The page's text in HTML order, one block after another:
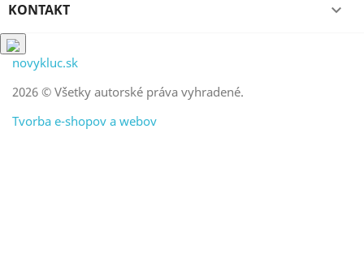
KONTAKT 
novykluc.sk
2026 © Všetky autorské práva vyhradené.
Tvorba e-shopov a webov